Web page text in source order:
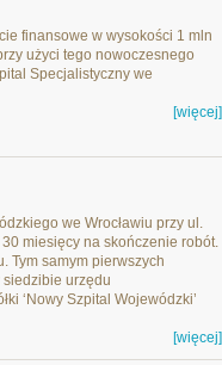
finansowe w wysokości 1 mln
użyci tego nowoczesnego
Specjalistyczny we
[więcej]
we Wrocławiu przy ul.
miesięcy na skończenie robót.
Tym samym pierwszych
siedzibie urzędu
‘Nowy Szpital Wojewódzki’
[więcej]